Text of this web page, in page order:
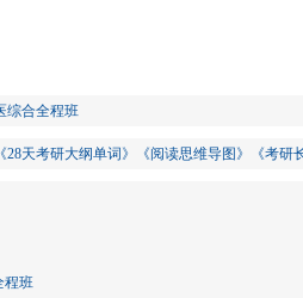
综合全程班
28天考研大纲单词》《阅读思维导图》《考研
程班